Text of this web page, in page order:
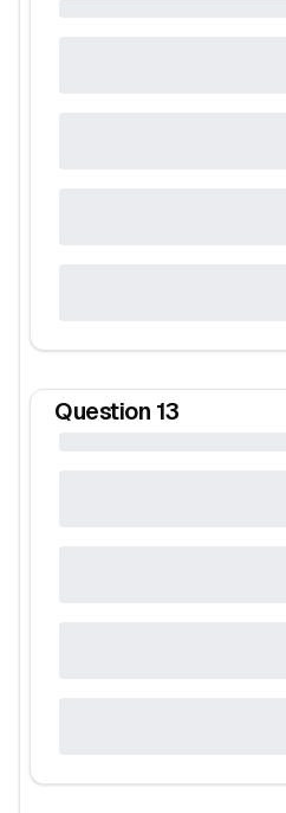
Question 13